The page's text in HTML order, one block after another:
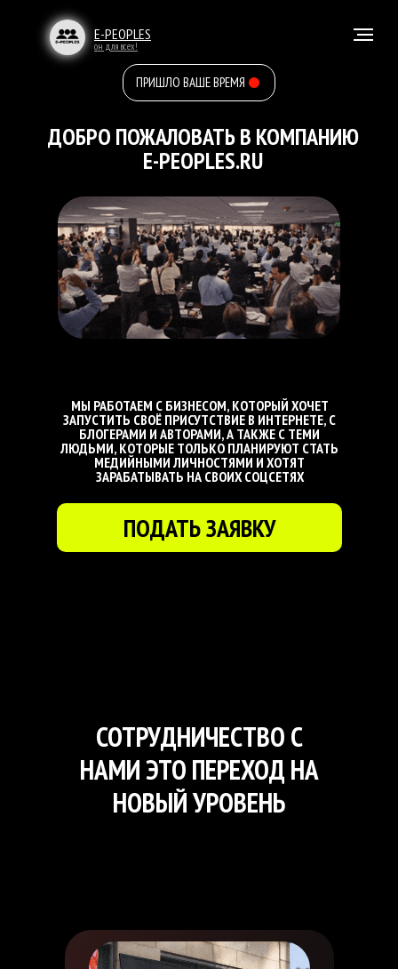
E-PEOPLES
он для всех!
ПОДАТЬ ЗАЯВКУ
МЫ РАБОТАЕМ С БИЗНЕСОМ, КОТОРЫЙ ХОЧЕТ
ЗАПУСТИТЬ СВОЁ ПРИСУТСТВИЕ В ИНТЕРНЕТЕ, С
БЛОГЕРАМИ И АВТОРАМИ, А ТАКЖЕ С ТЕМИ
ЛЮДЬМИ, КОТОРЫЕ ТОЛЬКО ПЛАНИРУЮТ СТАТЬ
МЕДИЙНЫМИ ЛИЧНОСТЯМИ И ХОТЯТ
ЗАРАБАТЫВАТЬ НА СВОИХ СОЦСЕТЯХ
ДОБРО ПОЖАЛОВАТЬ В КОМПАНИЮ
E-PEOPLES.RU
ПРИШЛО ВАШЕ ВРЕМЯ
СОТРУДНИЧЕСТВО С
НАМИ ЭТО ПЕРЕХОД НА
НОВЫЙ УРОВЕНЬ